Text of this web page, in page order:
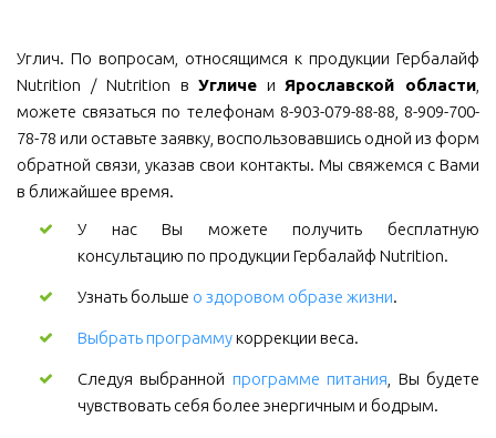
Углич. По вопросам, относящимся к продукции Гербалайф
Nutrition / Nutrition вУгличеи Ярославской области
можете связаться по телефонам 8-903-079-88-88, 8-909-700-
78-78 или оставьте заявку, воспользовавшись одной из форм
обратной связи, указав свои контакты. Мы свяжемся с Вами
в ближайшее время.
У нас Вы можете получить бесплатную
консультацию по продукции Гербалайф Nutrition.
Узнать больше о здоровом образе жизни.
Выбрать программукоррекции веса.
Следуя выбранной программе питания , Вы будете
чувствовать себя более энергичным и бодрым.